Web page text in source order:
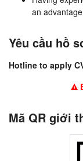
an
Yêu cầu hồ
Hotline to apply
Mã QR giới